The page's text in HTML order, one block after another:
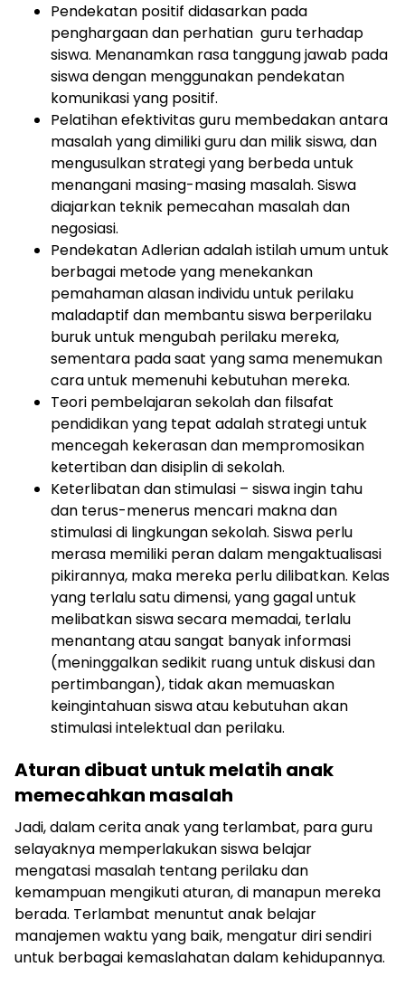
Pendekatan positif didasarkan pada
penghargaan dan perhatian guru terhadap
siswa. Menanamkan rasa tanggung jawab pada
siswa dengan menggunakan pendekatan
komunikasi yang positif.
Pelatihan efektivitas guru membedakan antara
masalah yang dimiliki guru dan milik siswa, dan
mengusulkan strategi yang berbeda untuk
menangani masing-masing masalah. Siswa
diajarkan teknik pemecahan masalah dan
negosiasi.
Pendekatan Adlerian adalah istilah umum untuk
berbagai metode yang menekankan
pemahaman alasan individu untuk perilaku
maladaptif dan membantu siswa berperilaku
buruk untuk mengubah perilaku mereka,
sementara pada saat yang sama menemukan
cara untuk memenuhi kebutuhan mereka.
Teori pembelajaran sekolah dan filsafat
pendidikan yang tepat adalah strategi untuk
mencegah kekerasan dan mempromosikan
ketertiban dan disiplin di sekolah.
Keterlibatan dan stimulasi – siswa ingin tahu
dan terus-menerus mencari makna dan
stimulasi di lingkungan sekolah. Siswa perlu
merasa memiliki peran dalam mengaktualisasi
pikirannya, maka mereka perlu dilibatkan. Kelas
yang terlalu satu dimensi, yang gagal untuk
melibatkan siswa secara memadai, terlalu
menantang atau sangat banyak informasi
(meninggalkan sedikit ruang untuk diskusi dan
pertimbangan), tidak akan memuaskan
keingintahuan siswa atau kebutuhan akan
stimulasi intelektual dan perilaku.
Aturan dibuat untuk melatih anak
memecahkan masalah
Jadi, dalam cerita anak yang terlambat, para guru
selayaknya memperlakukan siswa belajar
mengatasi masalah tentang perilaku dan
kemampuan mengikuti aturan, di manapun mereka
berada. Terlambat menuntut anak belajar
manajemen waktu yang baik, mengatur diri sendiri
untuk berbagai kemaslahatan dalam kehidupannya.